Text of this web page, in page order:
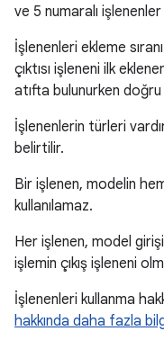
ve 5 numaralı
İşlenenleri ekleme
çıktısı işleneni ilk
atıfta bulunurken
İşlenenlerin türleri
belirtilir.
Bir işlenen, modelin
kullanılamaz.
Her işlenen, model
işlemin çıkış işleneni
İşlenenleri kullanma
hakkında daha fazla